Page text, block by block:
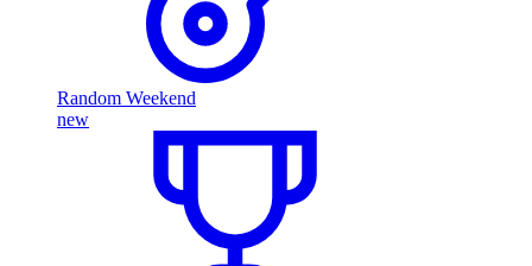
Random Weekend
new